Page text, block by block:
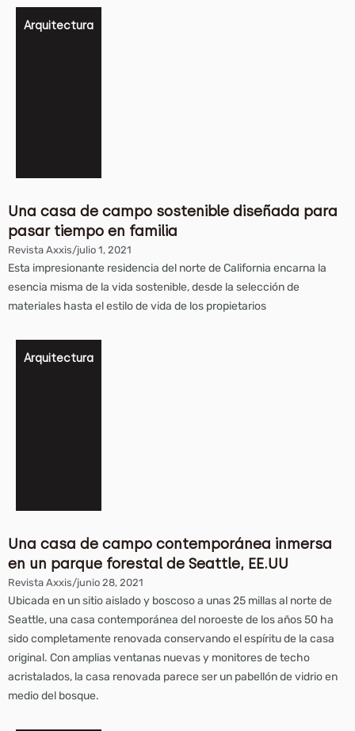
Arquitectura
Una casa de campo sostenible diseñada para
pasar tiempo en familia
Revista Axxis/julio 1, 2021
Esta impresionante residencia del norte de California encarna la
esencia misma de la vida sostenible, desde la selección de
materiales hasta el estilo de vida de los propietarios
Arquitectura
Una casa de campo contemporánea inmersa
en un parque forestal de Seattle, EE.UU
Revista Axxis/junio 28, 2021
Ubicada en un sitio aislado y boscoso a unas 25 millas al norte de
Seattle, una casa contemporánea del noroeste de los años 50 ha
sido completamente renovada conservando el espíritu de la casa
original. Con amplias ventanas nuevas y monitores de techo
acristalados, la casa renovada parece ser un pabellón de vidrio en
medio del bosque.